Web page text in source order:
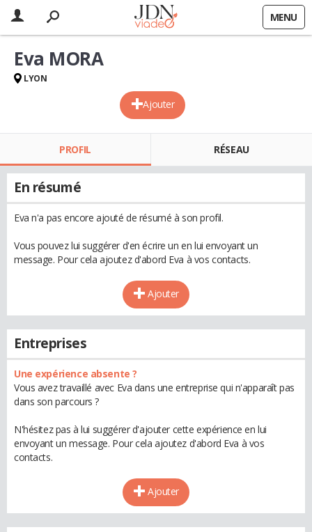
MENU
Ajouter
Eva MORA
LYON
PROFIL RÉSEAU
En résumé
Eva n'a pas encore ajouté de résumé à son profil.
Vous pouvez lui suggérer d'en écrire un en lui envoyant un
message. Pour cela ajoutez d'abord Eva à vos contacts.
Ajouter
Entreprises
Une expérience absente ?
Vous avez travaillé avec Eva dans une entreprise qui n'apparaît pas
dans son parcours ?
N'hésitez pas à lui suggérer d'ajouter cette expérience en lui
envoyant un message. Pour cela ajoutez d'abord Eva à vos
contacts.
Ajouter